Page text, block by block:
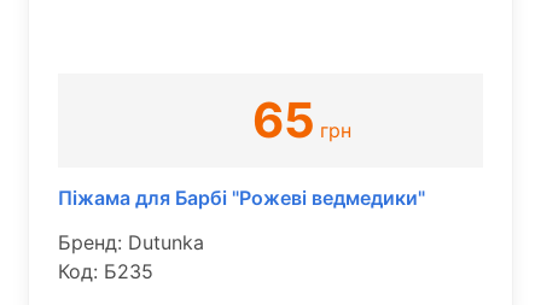
65 грн
Піжама для Барбі "Рожеві ведмедики"
Бренд: Dutunka
Код: Б235